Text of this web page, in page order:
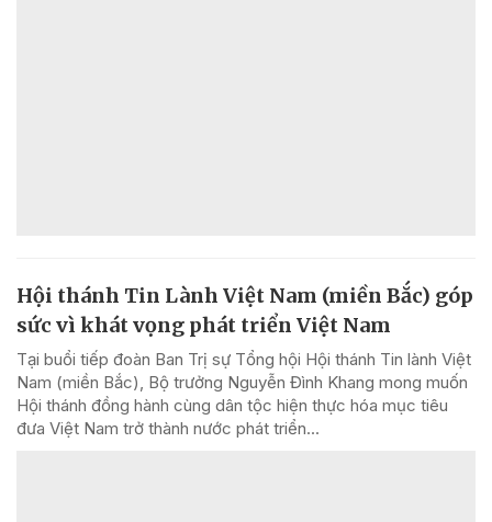
Hội thánh Tin Lành Việt Nam (miền Bắc) góp
sức vì khát vọng phát triển Việt Nam
Tại buổi tiếp đoàn Ban Trị sự Tổng hội Hội thánh Tin lành Việt
Nam (miền Bắc), Bộ trưởng Nguyễn Đình Khang mong muốn
Hội thánh đồng hành cùng dân tộc hiện thực hóa mục tiêu
đưa Việt Nam trở thành nước phát triển...